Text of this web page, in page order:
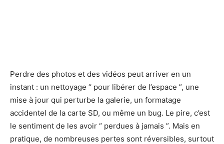
Perdre des photos et des vidéos peut arriver en un
instant : un nettoyage “ pour libérer de l’espace ”, une
mise à jour qui perturbe la galerie, un formatage
accidentel de la carte SD, ou même un bug. Le pire, c’est
le sentiment de les avoir “ perdues à jamais ”. Mais en
pratique, de nombreuses pertes sont réversibles, surtout